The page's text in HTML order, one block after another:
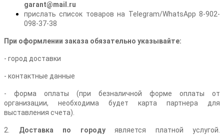
garant@mail.ru
прислать список товаров на Telegram/WhatsApp 8-902-
098-37-38
При оформлении заказа обязательно указывайте:
- город доставки
- контактные данные
- форма оплаты (при безналичной форме оплаты от
организации, необходима будет карта партнера для
выставления счета).
2. Доставка по городуявляется платной услугой.